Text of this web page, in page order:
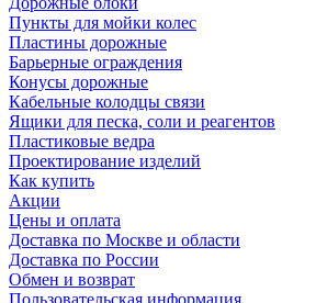
Пункты для мойки колес
Пластины дорожные
Барьерные ограждения
Конусы дорожные
Кабельные колодцы связи
Ящики для песка, соли и реагентов
Пластиковые ведра
Проектирование изделий
Как купить
Акции
Цены и оплата
Доставка по Москве и области
Доставка по России
Обмен и возврат
Пользовательская информация